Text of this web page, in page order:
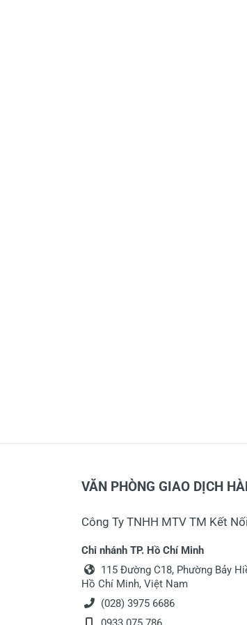
VĂN PHÒNG GIAO DỊCH
Công Ty TNHH MTV TM Kết
Chi nhánh TP. Hồ Chí Minh
115 Đường C18, Phường Bảy
Hồ Chí Minh, Việt Nam
(028) 3975 6686